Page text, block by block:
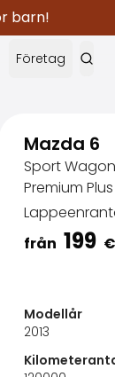
barn!
Företag
Mazda 6
Sport Wagon
Premium
från 199 €
Modellår
2013